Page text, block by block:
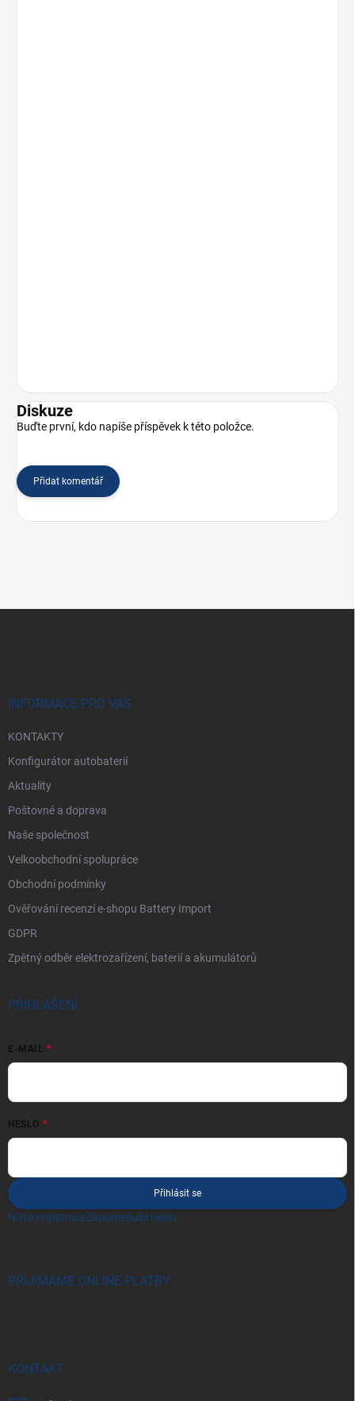
Diskuze
Buďte první, kdo napíše příspěvek k této položce.
Přidat komentář
INFORMACE PRO VÁS
KONTAKTY
Konfigurátor autobaterií
Aktuality
Poštovné a doprava
Naše společnost
Velkoobchodní spolupráce
Obchodní podmínky
Ověřování recenzí e-shopu Battery Import
GDPR
Zpětný odběr elektrozařízení, baterií a akumulátorů
PŘIHLÁŠENÍ
E-MAIL
HESLO
Přihlásit se
Nová registraceZapomenuté heslo
PŘIJÍMÁME ONLINE PLATBY
KONTAKT